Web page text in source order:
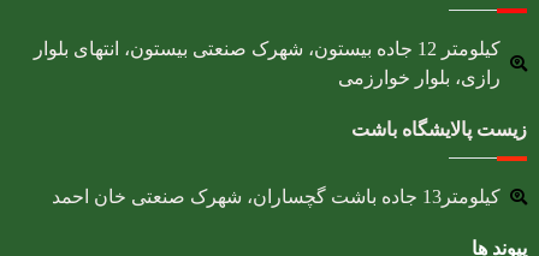
کیلومتر 12 جاده بیستون، شهرک صنعتی بیستون، انتهای بلوار
رازی، بلوار خوارزمی
زیست پالایشگاه باشت
کیلومتر13 جاده باشت گچساران، شهرک صنعتی خان احمد
پیوند ها